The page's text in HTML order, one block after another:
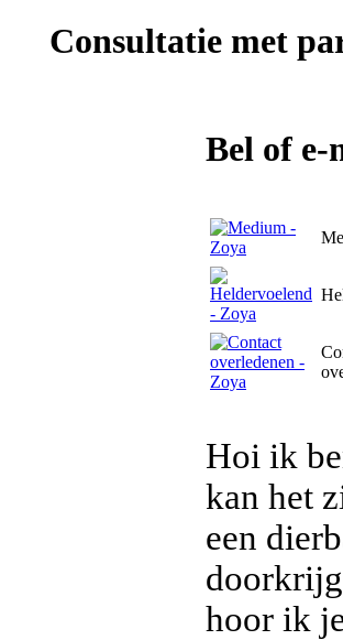
Consultatie met
Bel of e-
Hoi ik
kan het
een
hoor ik